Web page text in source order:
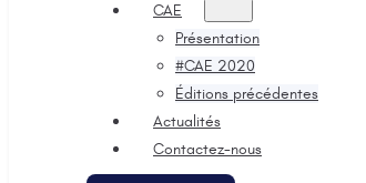
CAE
Présentation
#CAE 2020
Éditions précédentes
Actualités
Contactez-nous